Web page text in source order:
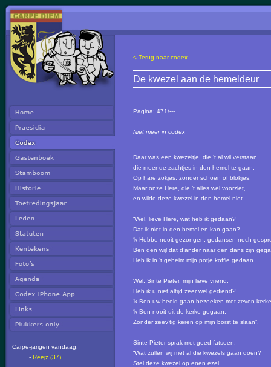
Carpe-jarigen vandaag:
- Reejz (37)
< Terug naar codex
De kwezel aan de hemeldeur
Pagina: 471/---
Niet meer in codex
Daar was een kwezeltje, die ’t al wil verstaan,
die meende zachtjes in den hemel te gaan.
Op hare zokjes, zonder schoen of blokjes;
Maar onze Here, die ’t alles wel voorziet,
en wilde deze kwezel in den hemel niet.
“Wel, lieve Here, wat heb ik gedaan?
Dat ik niet in den hemel en kan gaan?
‘k Hebbe nooit gezongen, gedansen noch
Ben den wijl dat d’ander naar den dans zijn
Heb ik in ’t geheim mijn potje koffie gedaan.
Wel, Sinte Pieter, mijn lieve vriend,
Heb ik u niet altijd zeer wel gediend?
‘k Ben uw beeld gaan bezoeken met zeven
‘k Ben nooit uit de kerke gegaan,
Zonder zeev’tig keren op mijn borst te slaan”.
Sinte Pieter sprak met goed fatsoen:
“Wat zullen wij met al die kwezels gaan doen?
Stel deze kwezel op enen ezel